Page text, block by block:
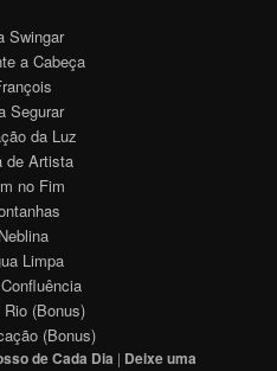
Swingar
a Cabeça
Segurar
da Luz
de Artista
no Fim
Limpa
(Bonus)
(Bonus)
de Cada Dia | Deixe uma